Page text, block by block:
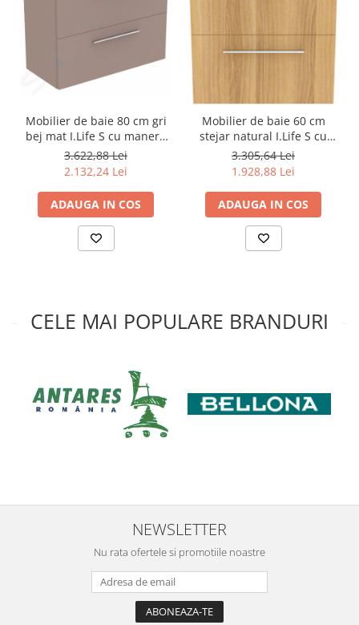
Mobilier de baie 80 cm gri
bej mat I.Life S cu manere
crom mat
3.622,88 Lei
2.132,24 Lei
ADAUGA IN COS
Mobilier de baie 60 cm
stejar natural I.Life S cu
manere crom mat
3.305,64 Lei
1.928,88 Lei
ADAUGA IN COS
CELE MAI POPULARE BRANDURI
NEWSLETTER
Nu rata ofertele si promotiile noastre